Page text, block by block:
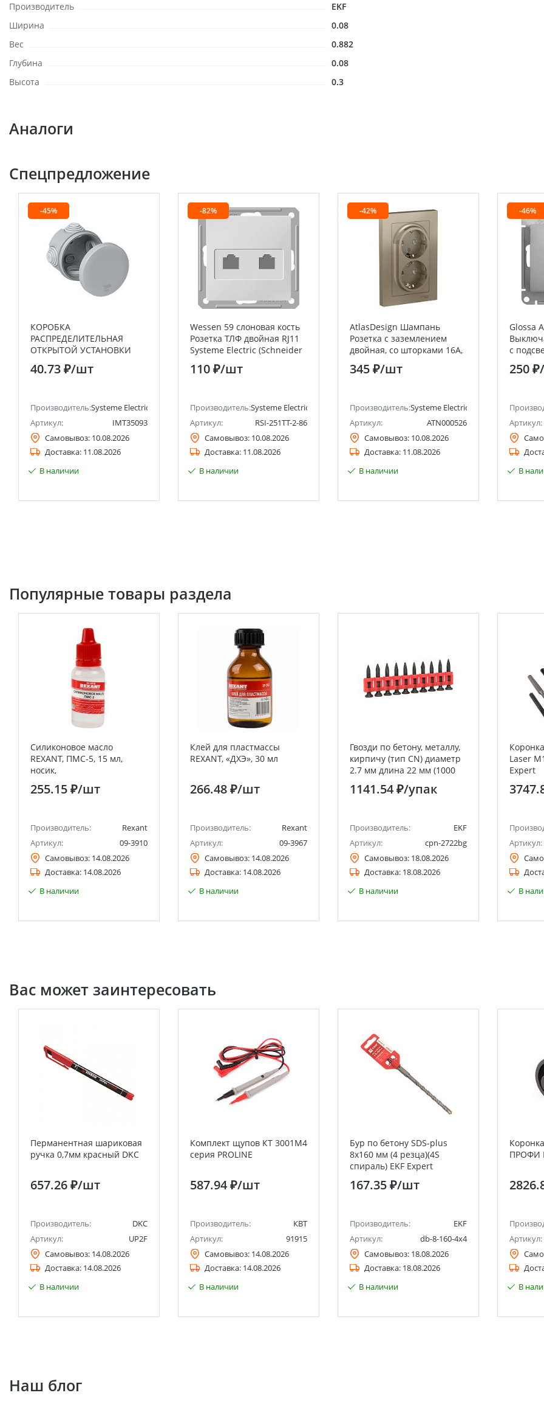
Производитель
EKF
Ширина
0.08
Вес
0.882
Глубина
0.08
Высота
0.3
Аналоги
Спецпредложение
Schneider Electric)
-45%
КОРОБКА
РАСПРЕДЕЛИТЕЛЬНАЯ
ОТКРЫТОЙ УСТАНОВКИ
65X40 Systeme Electric
(Schneider Electric)
40.73 ₽/шт
Производитель:Systeme Electric (ранее Schneider Electric)
Артикул:
IMT35093
Самовывоз: 10.08.2026
Доставка: 11.08.2026
В наличии
-82%
Wessen 59 слоновая кость
Розетка ТЛФ двойная RJ11
Systeme Electric (Schneider
Electric)
110 ₽/шт
Производитель:Systeme Electric (ранее Schneider Electric)
Артикул:
RSI-251TT-2-86
Самовывоз: 10.08.2026
Доставка: 11.08.2026
В наличии
-42%
AtlasDesign Шампань
Розетка с заземлением
двойная, со шторками 16А,
(в сборе с рамкой) Systeme
Electric (Schneider Electric)
345 ₽/шт
Производитель:Systeme Electric (ранее Schneider
Артикул:
ATN000526
Самовывоз: 10.08.2026
Доставка: 11.08.2026
В наличии
-46%
Glossa
с
Electric)
250 ₽
Артикул:
В
Популярные товары раздела
Силиконовое масло
REXANT, ПМС-5, 15 мл,
носик,
(Полиметилсилоксан)
255.15 ₽/шт
Производитель:
Rexant
Артикул:
09-3910
Самовывоз: 14.08.2026
Доставка: 14.08.2026
В наличии
Клей для пластмассы
REXANT, «ДХЭ», 30 мл
266.48 ₽/шт
Производитель:
Rexant
Артикул:
09-3967
Самовывоз: 14.08.2026
Доставка: 14.08.2026
В наличии
Гвозди по бетону, металлу,
кирпичу (тип CN) диаметр
2.7 мм длина 22 мм (1000
1141.54 ₽/упак
Производитель:
EKF
Артикул:
cpn-2722bg
Самовывоз: 18.08.2026
Доставка: 18.08.2026
В наличии
Laser
Expert
Артикул:
В
Вас может заинтересовать
Перманентная шариковая
ручка 0,7мм красный DKC
657.26 ₽/шт
Производитель:
DKC
Артикул:
UP2F
Самовывоз: 14.08.2026
Доставка: 14.08.2026
В наличии
Комплект щупов КТ 3001М4
серия PROLINE
587.94 ₽/шт
Производитель:
КВТ
Артикул:
91915
Самовывоз: 14.08.2026
Доставка: 14.08.2026
В наличии
Бур по бетону SDS-plus
8х160 мм (4 резца)(4S
спираль) EKF Expert
167.35 ₽/шт
Производитель:
EKF
Артикул:
db-8-160-4x4
Самовывоз: 18.08.2026
Доставка: 18.08.2026
В наличии
ПРОФИ
Артикул:
В
Наш блог